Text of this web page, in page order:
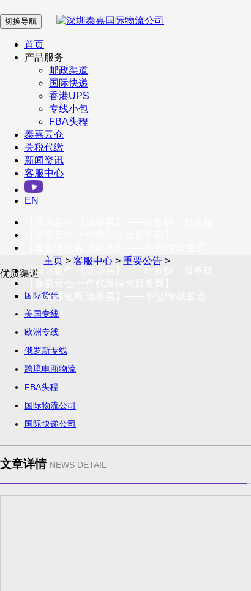
在 线 客 服
企业微信
订阅号
客户服务热线
400-098-5699
联系我们
切换导航
首页
产品服务
邮政渠道
国际快递
香港UPS
专线小包
FBA头程
泰嘉云仓
关税代缴
新闻资讯
客服中心
EN
【国际急件 优选泰嘉】——时效快，服务稳
【发全球包裹 选泰嘉】——小包/专线首选
主页 >客服中心 >重要公告 >
优质渠道
国际货代
美国专线
欧洲专线
俄罗斯专线
跨境电商物流
FBA头程
国际物流公司
国际快递公司
文章详情 NEWS DETAIL